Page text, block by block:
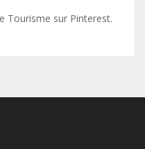
Tourisme sur Pinterest.